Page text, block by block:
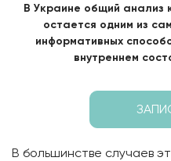
В Украине общий анализ
остается одним из
информативных
внутреннем
В большинстве случаев